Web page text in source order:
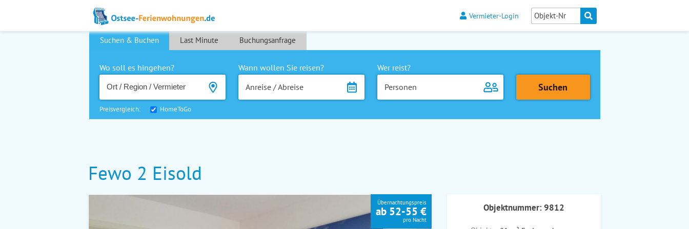
Vermieter-Login
Suchen & Buchen Last Minute Buchungsanfrage
Wo soll es hingehen?
Wann wollen Sie reisen?
Anreise / Abreise
Wer reist?
Personen
Preisvergleich: HomeToGo
Fewo 2 Eisold
Übernachtungspreis
ab 52-55 €
pro Nacht
Objektnummer: 9812